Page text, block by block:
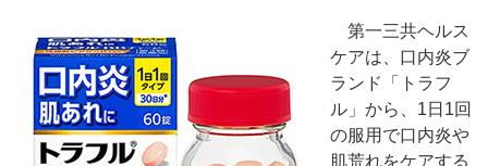
第一三共ヘルス
ケアは、口内炎ブ
ランド「トラフ
ル」から、1日1回
の服用で口内炎や
肌荒れをケアする